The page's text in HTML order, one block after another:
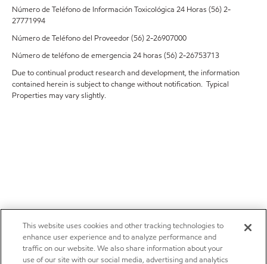
Número de Teléfono de Información Toxicológica 24 Horas (56) 2-
27771994
Número de Teléfono del Proveedor (56) 2-26907000
Número de teléfono de emergencia 24 horas (56) 2-26753713
Due to continual product research and development, the information
contained herein is subject to change without notification. Typical
Properties may vary slightly.
This website uses cookies and other tracking technologies to
enhance user experience and to analyze performance and
traffic on our website. We also share information about your
use of our site with our social media, advertising and analytics